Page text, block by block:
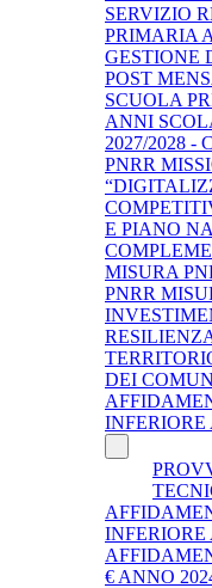
SERVIZIO
PRIMARIA
GESTIONE
POST
SCUOLA
ANNI
2027/2028 -
PNRR
E PIANO
MISURA
PNRR
DEI
INFERIORE
INFERIORE
€ ANNO